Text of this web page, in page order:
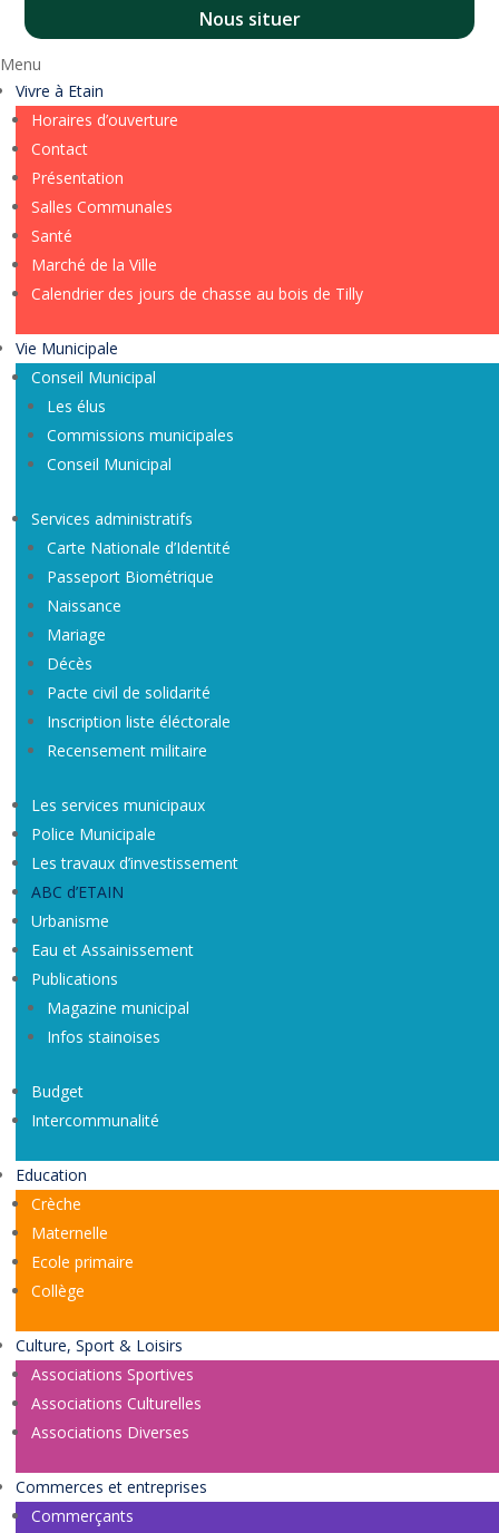
Menu
Vivre à Etain
Horaires d’ouverture
Contact
Présentation
Salles Communales
Santé
Marché de la Ville
Calendrier des jours de chasse au bois de Tilly
Vie Municipale
Conseil Municipal
Les élus
Commissions municipales
Conseil Municipal
Services administratifs
Carte Nationale d’Identité
Passeport Biométrique
Naissance
Mariage
Décès
Pacte civil de solidarité
Inscription liste éléctorale
Recensement militaire
Les services municipaux
Police Municipale
Les travaux d’investissement
ABC d’ETAIN
Urbanisme
Eau et Assainissement
Publications
Magazine municipal
Infos stainoises
Budget
Intercommunalité
Education
Crèche
Maternelle
Ecole primaire
Collège
Culture, Sport & Loisirs
Associations Sportives
Associations Culturelles
Associations Diverses
Commerces et entreprises
Commerçants
Nous situer